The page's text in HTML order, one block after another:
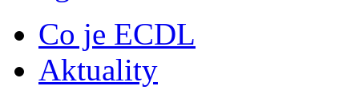
Co je ECDL
Aktuality